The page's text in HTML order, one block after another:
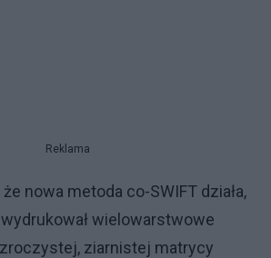
Reklama
nowa metoda co-SWIFT działa,
wielowarstwowe
ziarnistej matrycy